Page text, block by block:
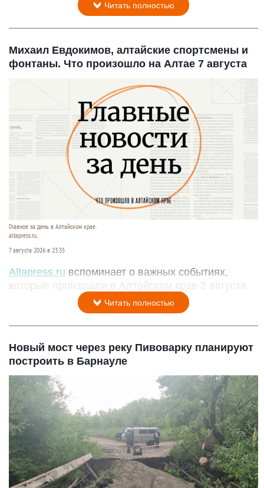
Читать полностью
Михаил Евдокимов, алтайские спортсмены и
фонтаны. Что произошло на Алтае 7 августа
Главное за день в Алтайском крае.
altapress.ru.
7 августа 2026 в 23:35
Altapress.ru вспоминает о важных событиях,
которые произошли в Алтайском крае 2 августа.
Читать полностью
Новый мост через реку Пивоварку планируют
построить в Барнауле